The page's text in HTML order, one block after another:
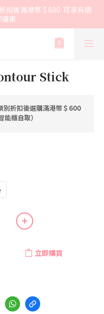
扣後滿港幣＄600  可享有順
惠
Stick
別折扣後選購滿港幣＄600
櫃自取）
立即購買